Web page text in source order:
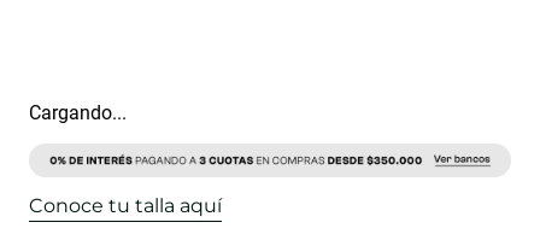
Cargando...
Conoce tu talla aquí